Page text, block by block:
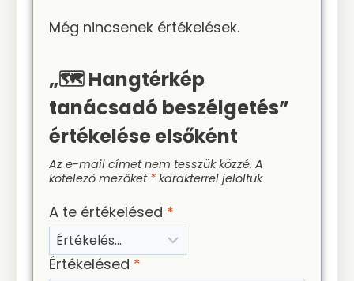
Még nincsenek értékelések.
„🗺️ Hangtérkép
tanácsadó beszélgetés”
értékelése elsőként
Az e-mail címet nem tesszük közzé. A
kötelező mezőket *karakterrel jelöltük
A te értékelésed *
Értékelésed *